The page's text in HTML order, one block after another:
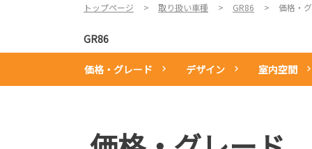
トップページ 取り扱い車種 GR86 価格・
GR86
価格・グレード デザイン 室内空間